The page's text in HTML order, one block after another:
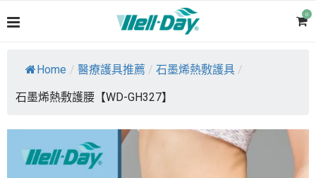
0
Home / 醫療護具推薦 / 石墨烯熱敷護具 /
石墨烯熱敷護腰【WD-GH327】